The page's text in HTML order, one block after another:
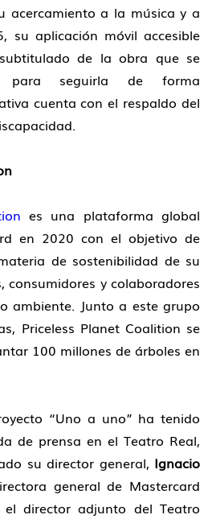
acercamiento a la música y a
su aplicación móvil accesible
de la obra que se
para seguirla de forma
cuenta con el respaldo del
es una plataforma global
en 2020 con el objetivo de
de sostenibilidad de su
consumidores y colaboradores
ambiente. Junto a este grupo
Priceless Planet Coalition se
100 millones de árboles en
“Uno a uno” ha tenido
de prensa en el Teatro Real,
su director general, Ignacio
general de Mastercard
el director adjunto del Teatro